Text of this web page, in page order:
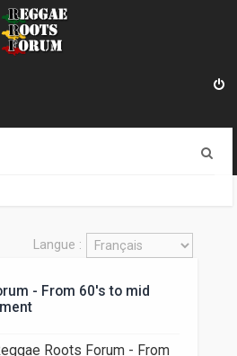
Langue :
- From 60's to mid
Roots Forum - From